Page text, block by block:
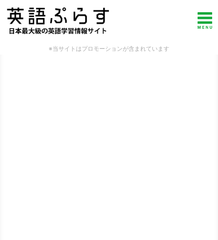
※当サイトはプロモーションが含まれています